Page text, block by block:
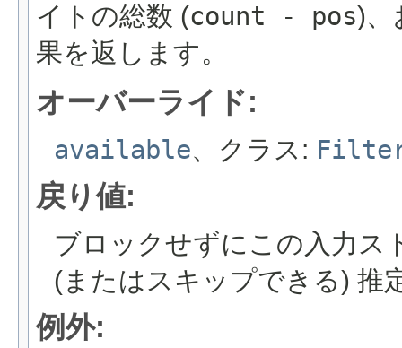
イトの総数 (count - pos)
果を返します。
オーバーライド:
available、クラス:
戻り値:
ブロックせずにこの入力ス
(またはスキップできる) 推
例外: